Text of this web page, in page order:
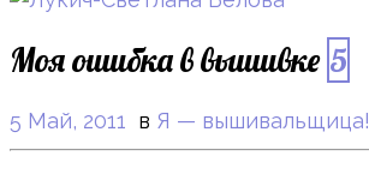
Моя ошибка в вышивке 5
5 Май, 2011 в Я — вышивальщица!